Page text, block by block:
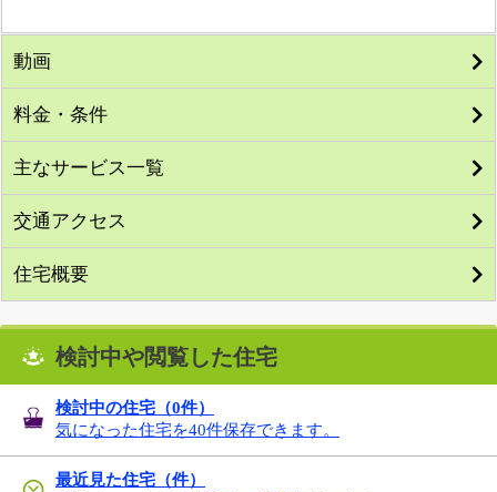
動画
料金・条件
主なサービス一覧
交通アクセス
住宅概要
検討中や閲覧した住宅
検討中の住宅（0件）
気になった住宅を40件保存できます。
最近見た住宅（件）